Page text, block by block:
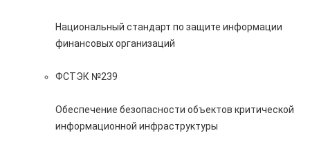
Национальный стандарт по защите информации
финансовых организаций
ФСТЭК №239
Обеспечение безопасности объектов критической
информационной инфраструктуры